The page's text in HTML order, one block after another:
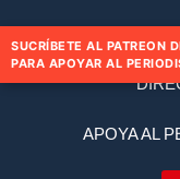
APOYA AL
SUCRÍBETE AL PATREON
PARA APOYAR AL